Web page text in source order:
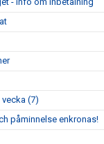
(7)
påminnelse enkronas!